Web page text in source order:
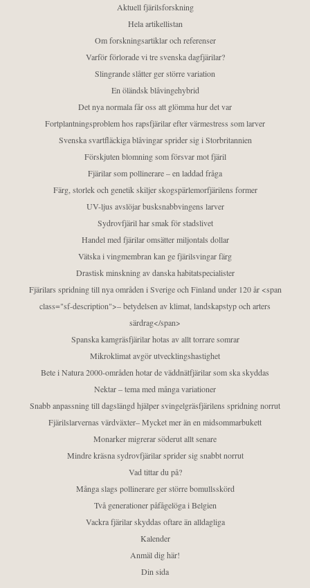
Aktuell fjärilsforskning
Hela artikellistan
Om forskningsartiklar och referenser
Varför förlorade vi tre svenska dagfjärilar?
Slingrande slåtter ger större variation
En öländsk blåvingehybrid
Det nya normala får oss att glömma hur det var
Fortplantningsproblem hos rapsfjärilar efter värmestress som larver
Svenska svartfläckiga blåvingar sprider sig i Storbritannien
Förskjuten blomning som försvar mot fjäril
Fjärilar som pollinerare – en laddad fråga
Färg, storlek och genetik skiljer skogspärlemorfjärilens former
UV-ljus avslöjar busksnabbvingens larver
Sydrovfjäril har smak för stadslivet
Handel med fjärilar omsätter miljontals dollar
Vätska i vingmembran kan ge fjärilsvingar färg
Drastisk minskning av danska habitatspecialister
Fjärilars spridning till nya områden i Sverige och Finland under 120 år <span
class="sf-description">– betydelsen av klimat, landskapstyp och arters
särdrag</span>
Spanska kamgräsfjärilar hotas av allt torrare somrar
Mikroklimat avgör utvecklingshastighet
Bete i Natura 2000-områden hotar de väddnätfjärilar som ska skyddas
Nektar – tema med många variationer
Snabb anpassning till dagslängd hjälper svingelgräsfjärilens spridning norrut
Fjärilslarvernas värdväxter– Mycket mer än en midsommarbukett
Monarker migrerar söderut allt senare
Mindre kräsna sydrovfjärilar sprider sig snabbt norrut
Vad tittar du på?
Många slags pollinerare ger större bomullsskörd
Två generationer påfågelöga i Belgien
Vackra fjärilar skyddas oftare än alldagliga
Kalender
Anmäl dig här!
Din sida